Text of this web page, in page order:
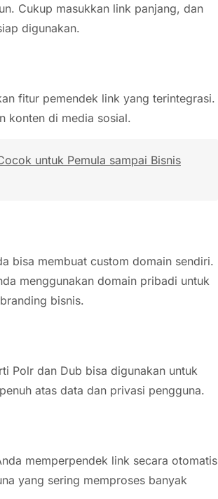
Cukup masukkan link panjang, dan
digunakan.
fitur pemendek link yang terintegrasi.
konten di media sosial.
untuk Pemula sampai Bisnis
bisa membuat custom domain sendiri.
menggunakan domain pribadi untuk
bisnis.
Polr dan Dub bisa digunakan untuk
atas data dan privasi pengguna.
memperpendek link secara otomatis
yang sering memproses banyak